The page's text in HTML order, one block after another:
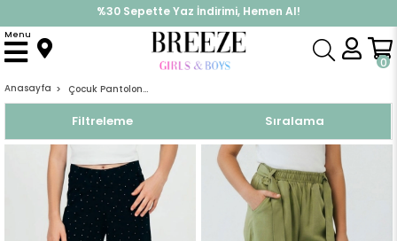
%30 Sepette Yaz İndirimi, Hemen Al!
İndirimlere ek %10 İndirimi Kap, Hemen Üye Ol!
0
Menu
Anasayfa Çocuk Pantolonları
Filtreleme Sıralama